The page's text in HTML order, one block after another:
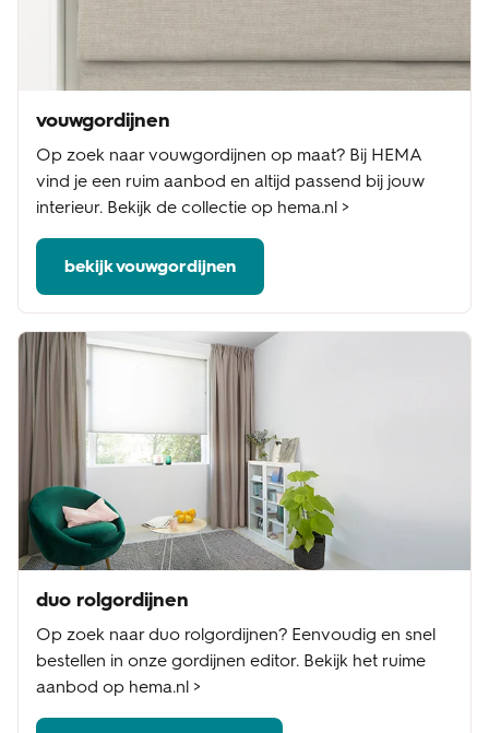
vouwgordijnen
Op zoek naar vouwgordijnen op maat? Bij HEMA
vind je een ruim aanbod en altijd passend bij jouw
interieur. Bekijk de collectie op hema.nl >
bekijk vouwgordijnen
duo rolgordijnen
Op zoek naar duo rolgordijnen? Eenvoudig en snel
bestellen in onze gordijnen editor. Bekijk het ruime
aanbod op hema.nl >